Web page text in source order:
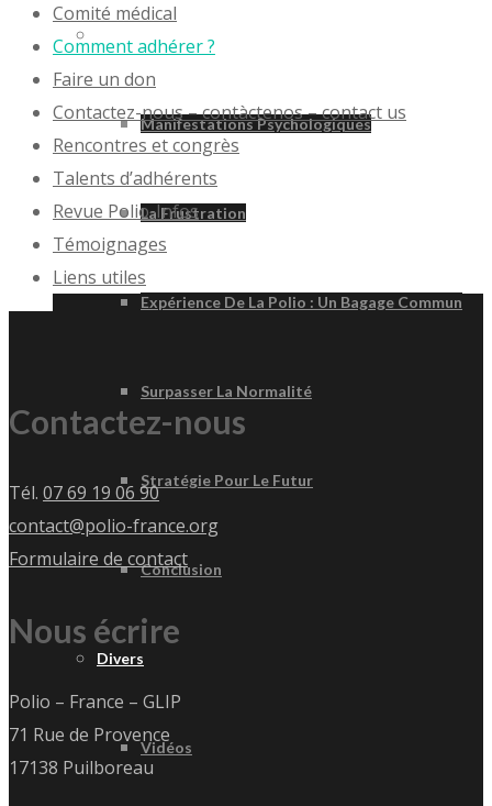
Manifestations Psychologiques
La Frustration
Expérience De La Polio : Un Bagage Commun
Surpasser La Normalité
Stratégie Pour Le Futur
Conclusion
Divers
Vidéos
Comité médical
Comment adhérer ?
Faire un don
Contactez-nous – contàctenos – contact us
Rencontres et congrès
Talents d’adhérents
Revue Polio-Infos
Témoignages
Liens utiles
Contactez-nous
Tél. 07 69 19 06 90
contact@polio-france.org
Formulaire de contact
Nous écrire
Polio – France – GLIP
71 Rue de Provence
17138 Puilboreau